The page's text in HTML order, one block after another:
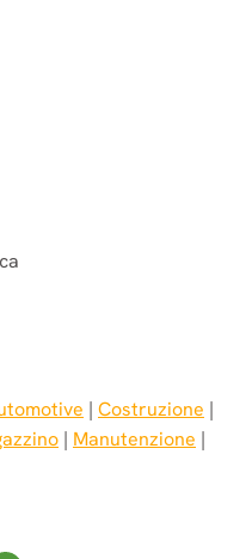
| Costruzione
| Manutenzione